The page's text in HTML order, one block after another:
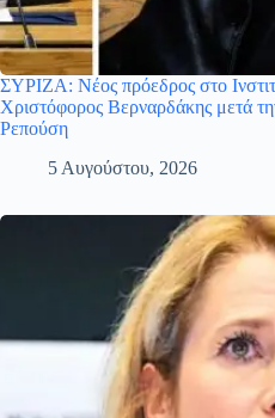
ΣΥΡΙΖΑ: Νέος πρόεδρος στο
Χριστόφορος Βερναρδάκης μετά
Ρεπούση
5 Αυγούστου, 2026